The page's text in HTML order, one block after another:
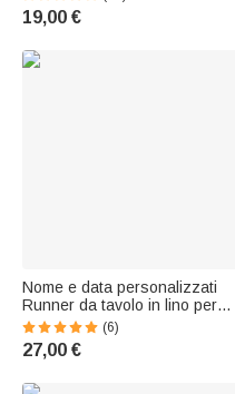
personalizzata con iniziali e
data – Decorazione per la
fidanzamento per gli sposi
19,00 €
Nome e data personalizzati
Runner da tavolo in lino per
matrimoni Home Decor Regalo
di nozze per gli sposi
(6)
27,00 €